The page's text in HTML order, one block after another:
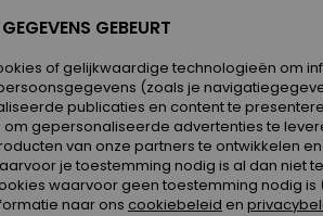
GEBEURT
of gelijkwaardige technologieën om
(zoals je
publicaties en content te
gepersonaliseerde advertenties te
van onze partners te ontwikkelen
je toestemming nodig is al dan niet
waarvoor geen toestemming nodig
naar ons cookiebeleid en